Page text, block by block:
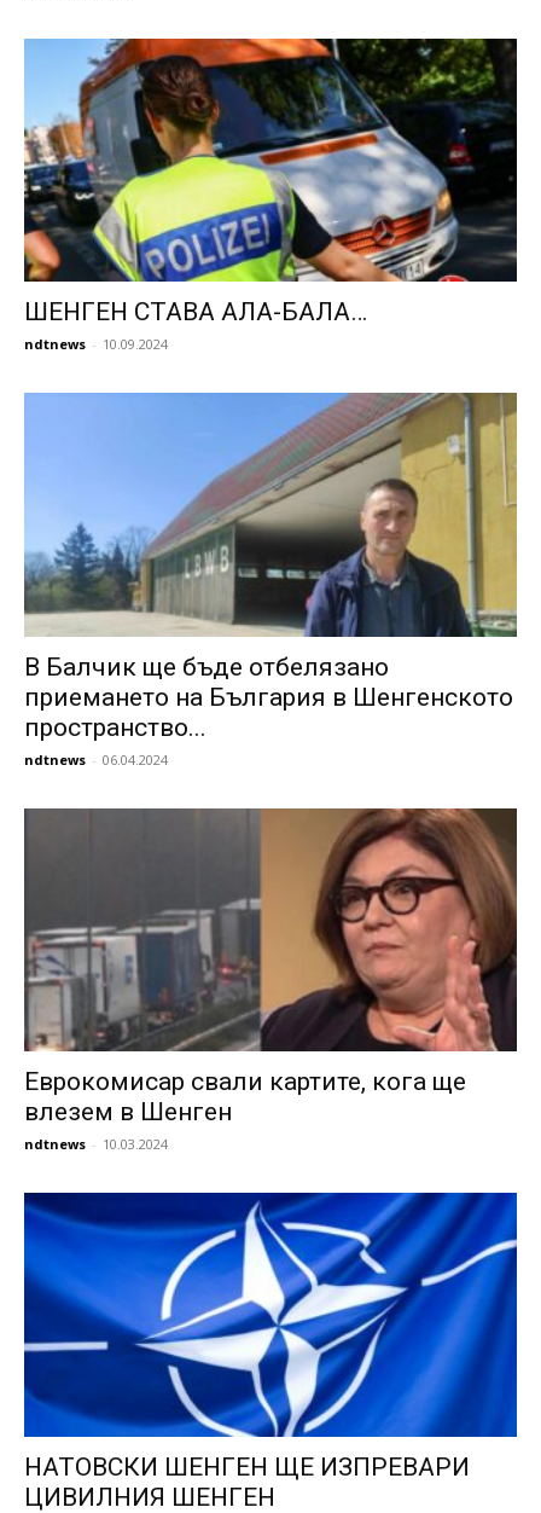
ШЕНГЕН СТАВА АЛА-БАЛА…
ndtnews - 10.09.2024
В Балчик ще бъ­де от­бе­ля­за­но
приемането на Бъл­га­рия в Шен­ген­ско­то
пространство...
ndtnews - 06.04.2024
Еврокомисар свали картите, кога ще
влезем в Шенген
ndtnews - 10.03.2024
НАТОВСКИ ШЕНГЕН ЩЕ ИЗПРЕВАРИ
ЦИВИЛНИЯ ШЕНГЕН